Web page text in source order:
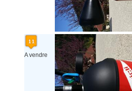
A vendre